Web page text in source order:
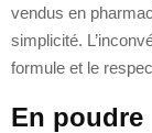
vendus en
simplicité.
formule et le
En poudre